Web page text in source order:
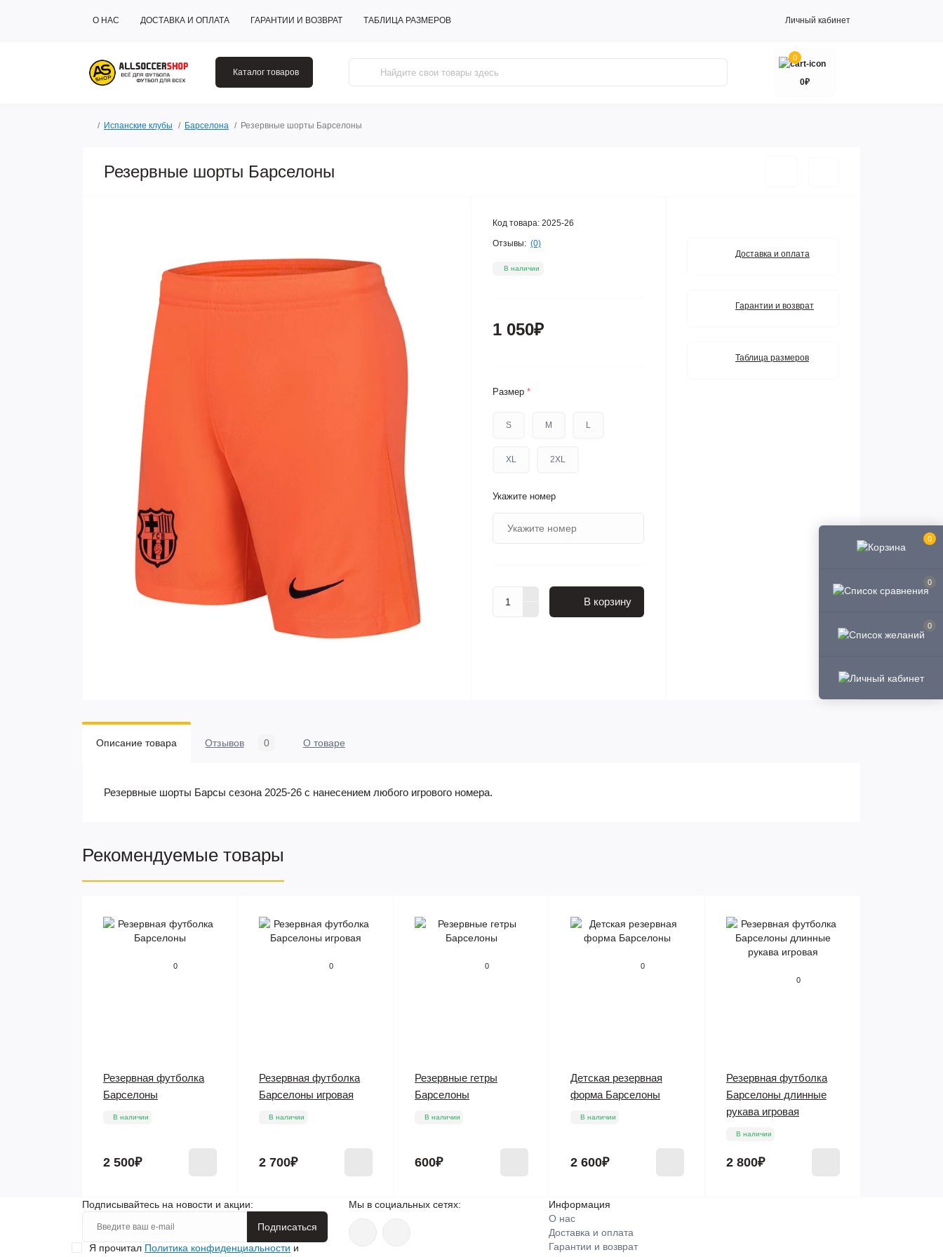
0
0
0
О НАС ДОСТАВКА И ОПЛАТА ГАРАНТИИ И ВОЗВРАТ ТАБЛИЦА РАЗМЕРОВ Личный кабинет
Каталог товаров
0
0₽
Испанские клубы Барселона Резервные шорты Барселоны
Резервные шорты Барселоны
Код товара: 2025-26
Отзывы: (0)
В наличии
1 050₽
Размер *
S M L
XL 2XL
Укажите номер
В корзину
Доставка и оплата
Гарантии и возврат
Таблица размеров
Описание товара Отзывов 0 О товаре
Резервные шорты Барсы сезона 2025-26 с нанесением любого игрового номера.
Рекомендуемые товары
0
Резервная футболка
Барселоны
В наличии
2 500₽
0
Резервная футболка
Барселоны игровая
В наличии
2 700₽
0
Резервные гетры
Барселоны
В наличии
600₽
0
Детская резервная
форма Барселоны
В наличии
2 600₽
0
Резервная футболка
Барселоны длинные
рукава игровая
В наличии
2 800₽
Подписывайтесь на новости и акции:
Подписаться
Я прочитал Политика конфиденциальности и
Мы в социальных сетях:
Информация
О нас
Доставка и оплата
Гарантии и возврат